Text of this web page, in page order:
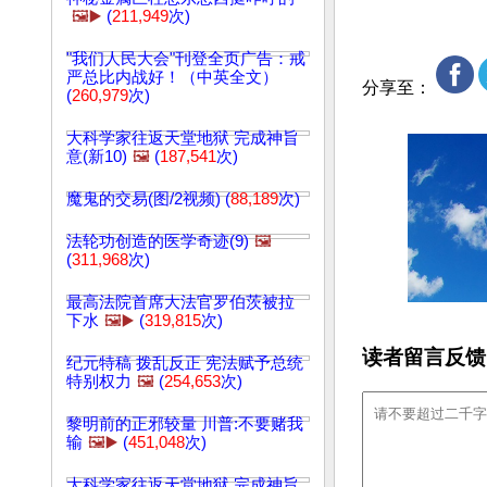
🖼️▶️ (211,949次)
"我们人民大会"刊登全页广告：戒
严总比内战好！（中英全文）
(260,979次)
大科学家往返天堂地狱 完成神旨
意(新10) 🖼️ (187,541次)
魔鬼的交易(图/2视频) (88,189次)
法轮功创造的医学奇迹(9) 🖼️
(311,968次)
最高法院首席大法官罗伯茨被拉
下水 🖼️▶️ (319,815次)
纪元特稿 拨乱反正 宪法赋予总统
特别权力 🖼️ (254,653次)
黎明前的正邪较量 川普:不要赌我
输 🖼️▶️ (451,048次)
分享至：
读者留言反